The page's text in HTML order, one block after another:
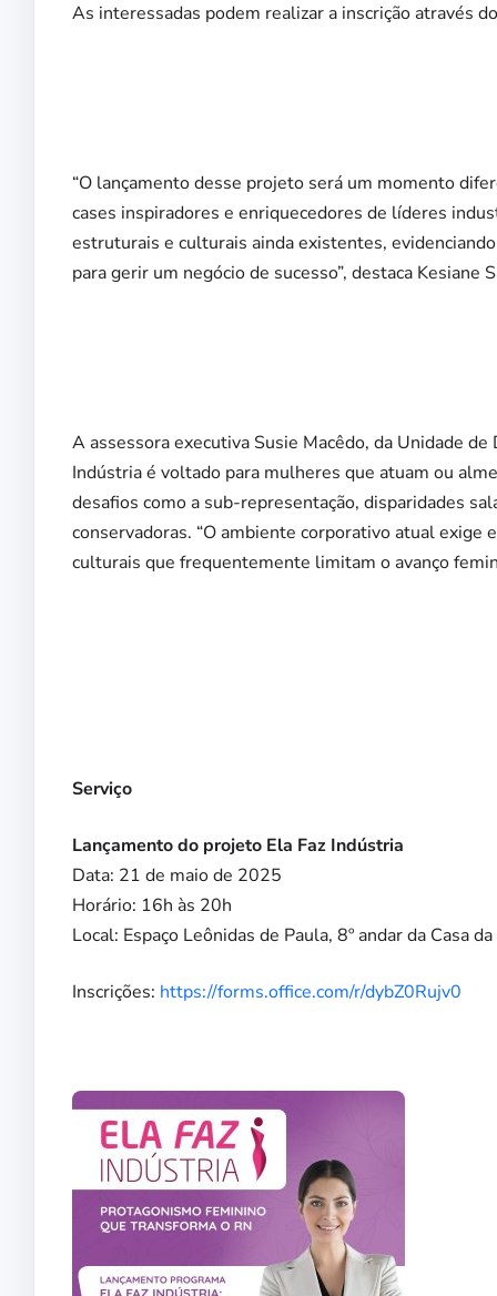
As interessadas podem realizar a inscrição através
“O lançamento desse projeto será um momento
cases inspiradores e enriquecedores de líderes
estruturais e culturais ainda existentes,
para gerir um negócio de sucesso”, destaca
A assessora executiva Susie Macêdo, da Unidade
Indústria é voltado para mulheres que atuam ou
desafios como a sub-representação, disparidades
conservadoras. “O ambiente corporativo atual
culturais que frequentemente limitam o avanço
Serviço
Lançamento do projeto Ela Faz Indústria
Data: 21 de maio de 2025
Horário: 16h às 20h
Local: Espaço Leônidas de Paula, 8º andar da Casa
Inscrições: https://forms.office.com/r/dybZ0Rujv0